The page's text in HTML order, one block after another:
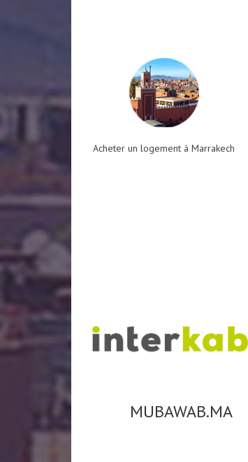
Acheter un logement à Marrakech
MUBAWAB.MA